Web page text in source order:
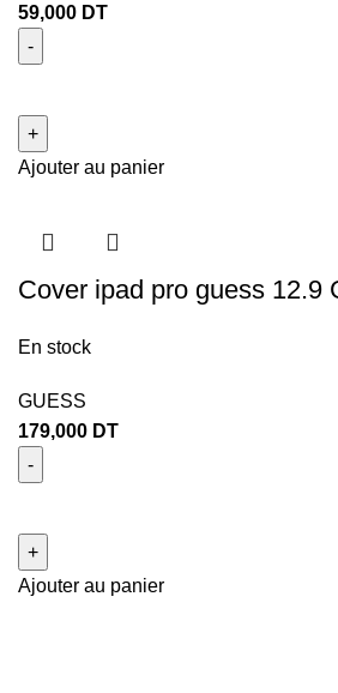
59,000 DT
Ajouter au panier
Cover ipad pro guess 12.9
En stock
GUESS
179,000 DT
Ajouter au panier